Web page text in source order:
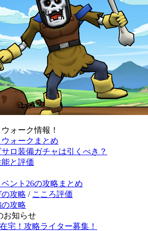
ォーク情報！
ォークまとめ
ロ装備ガチャは引くべき？
と評価
ント26の攻略まとめ
攻略 / こころ評価
攻略
お知らせ
宅！攻略ライター募集！